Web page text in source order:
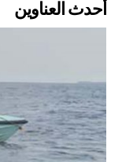
أحدث العناوين